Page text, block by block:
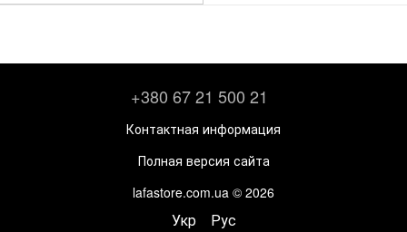
+380 67 21 500 21
Контактная информация
Полная версия сайта
lafastore.com.ua © 2026
Укр Рус